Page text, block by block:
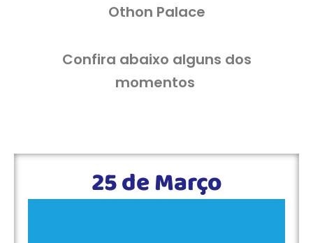
Othon Palace
Confira abaixo alguns dos
momentos
25 de Março